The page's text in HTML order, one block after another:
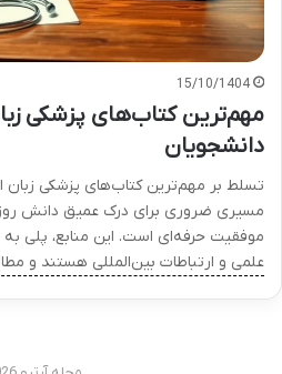
15/10/1404
مهم‌ترین کتاب‌های پزشکی
دانشجویان
تسلط بر مهم‌ترین کتاب‌های پزشکی زبان
مسیری ضروری برای درک عمیق دانش
موفقیت حرفه‌ای است. این منابع، پلی
علمی و ارتباطات بین‌المللی هستند و